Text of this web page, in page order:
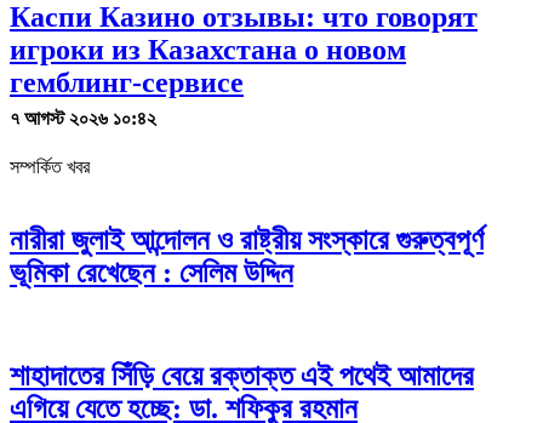
Каспи Казино отзывы: что говорят
игроки из Казахстана о новом
гемблинг-сервисе
৭ আগস্ট ২০২৬ ১০:৪২
সম্পর্কিত খবর
নারীরা জুলাই আন্দোলন ও রাষ্ট্রীয় সংস্কারে গুরুত্বপূর্ণ
ভূমিকা রেখেছেন : সেলিম উদ্দিন
শাহাদাতের সিঁড়ি বেয়ে রক্তাক্ত এই পথেই আমাদের
এগিয়ে যেতে হচ্ছে: ডা. শফিকুর রহমান